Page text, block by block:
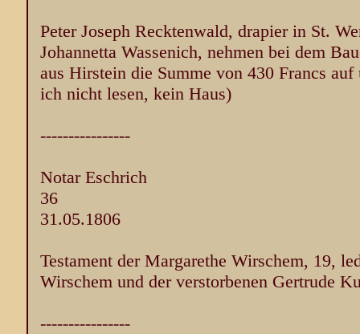
Peter Joseph Recktenwald, drapier in St.
Johannetta Wassenich, nehmen bei dem
aus Hirstein die Summe von 430 Francs
ich nicht lesen, kein Haus)
----------------
Notar Eschrich
36
31.05.1806
Testament der Margarethe Wirschem, 19,
Wirschem und der verstorbenen Gertrude
----------------